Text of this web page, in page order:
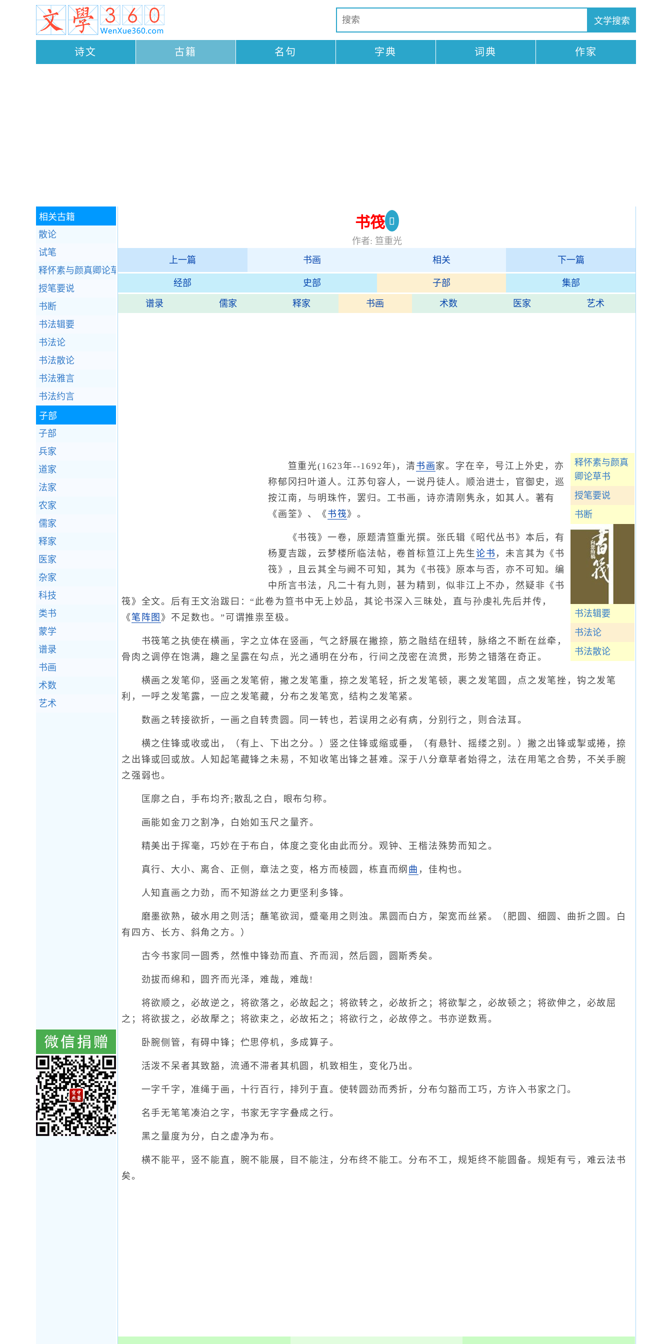
诗文 古籍 名句 字典 词典 作家
书筏
作者: 笪重光
上一篇
书画 相关 下一篇
经部 史部 子部 集部
谱录 儒家 释家 书画 术数 医家 艺术
释怀素与颜真
卿论草书
授笔要说
书断
书法辑要
书法论
书法散论
笪重光(1623年--1692年)，清 书画家。字在辛，号江上外史，亦
称郁冈扫叶道人。江苏句容人，一说丹徒人。顺治进士，官御史，巡
按江南，与明珠忤，罢归。工书画，诗亦清刚隽永，如其人。著有
《画筌》、《 书筏》。
《书筏》一卷，原题清笪重光撰。张氏辑《昭代丛书》本后，有
杨夏吉跋，云梦楼所临法帖，卷首标笪江上先生论书 ，未言其为《书
筏》，且云其全与阙不可知，其为《书筏》原本与否，亦不可知。编
中所言书法，凡二十有九则，甚为精到，似非江上不办，然疑非《书
筏》全文。后有王文治跋曰：“此卷为笪书中无上妙品，其论书深入三昧处，直与孙虔礼先后并传，
《笔阵图 》不足数也。”可谓推祟至极。
书筏笔之执使在横画，字之立体在竖画，气之舒展在撇捺，筋之融结在纽转，脉络之不断在丝牵，
骨肉之调停在饱满，趣之呈露在勾点，光之通明在分布，行间之茂密在流贯，形势之错落在奇正。
横画之发笔仰，竖画之发笔俯，撇之发笔重，捺之发笔轻，折之发笔顿，裹之发笔圆，点之发笔挫，钩之发笔
利，一呼之发笔露，一应之发笔藏，分布之发笔宽，结构之发笔紧。
数画之转接欲折，一画之自转贵圆。同一转也，若误用之必有病，分别行之，则合法耳。
横之住锋或收或出，（有上、下出之分。）竖之住锋或缩或垂，（有悬针、摇缕之别。）撇之出锋或掣或捲，捺
之出锋或回或放。人知起笔藏锋之未易，不知收笔出锋之甚难。深于八分章草者始得之，法在用笔之合势，不关手腕
之强弱也。
匡廓之白，手布均齐;散乱之白，眼布匀称。
画能如金刀之割净，白始如玉尺之量齐。
精美出于挥毫，巧妙在于布白，体度之变化由此而分。观钟、王楷法殊势而知之。
真行、大小、离合、正侧，章法之变，格方而棱圆，栋直而纲 曲 ，佳构也。
人知直画之力劲，而不知游丝之力更坚利多锋。
磨墨欲熟，破水用之则活；蘸笔欲润，蹙毫用之则浊。黑圆而白方，架宽而丝紧。（肥圆、细圆、曲折之圆。白
有四方、长方、斜角之方。）
古今书家同一圆秀，然惟中锋劲而直、齐而润，然后圆，圆斯秀矣。
劲拔而绵和，圆齐而光泽，难哉，难哉!
将欲顺之，必故逆之，将欲落之，必故起之；将欲转之，必故折之；将欲掣之，必故顿之；将欲伸之，必故屈
之；将欲拔之，必故擪之；将欲束之，必故拓之；将欲行之，必故停之。书亦逆数焉。
卧腕侧管，有碍中锋；伫思停机，多成算子。
活泼不呆者其致豁，流通不滞者其机圆，机致相生，变化乃出。
一字千字，准绳于画，十行百行，排列于直。使转圆劲而秀折，分布匀豁而工巧，方许入书家之门。
名手无笔笔凑泊之字，书家无字字叠成之行。
黑之量度为分，白之虚净为布。
横不能平，竖不能直，腕不能展，目不能注，分布终不能工。分布不工，规矩终不能圆备。规矩有亏，难云法书
矣。
相关古籍
散论
试笔
释怀素与颜真卿论草书
授笔要说
书断
书法辑要
书法论
书法散论
书法雅言
书法约言
子部
子部
兵家
道家
法家
农家
儒家
释家
医家
杂家
科技
类书
蒙学
谱录
书画
术数
艺术